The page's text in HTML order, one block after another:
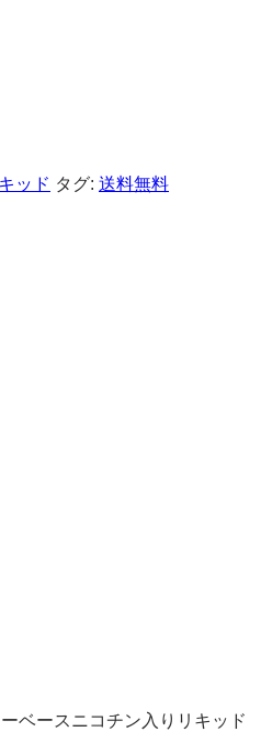
ッド タグ: 送料無料
ベースニコチン入りリキッド